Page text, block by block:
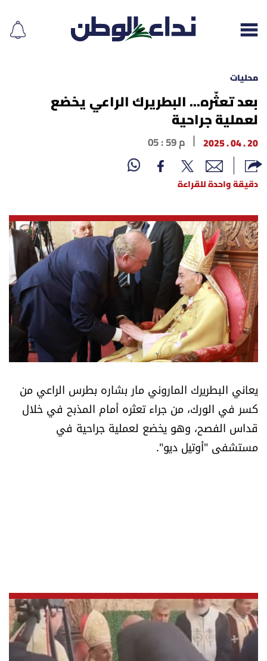
إقرأ الجريدة
لبنان
الغلاف
نداء اليوم
محليات
أسرار
متفرقات
نداء القرّاء
كتّابنا
تحت المجهر
ثقافة وفنون
فصل من كتاب
محليات
بعد تعثّره... البطريرك الراعي يخضع
لعملية جراحية
20 . 04 . 2025 05 : 59 م
دقيقة واحدة للقراءة
يعاني البطريرك الماروني مار بشاره بطرس الراعي من
كسر في الورك، من جراء تعثره أمام المذبح في خلال
قداس الفصح، وهو يخضع لعملية جراحية في
مستشفى "أوتيل ديو".